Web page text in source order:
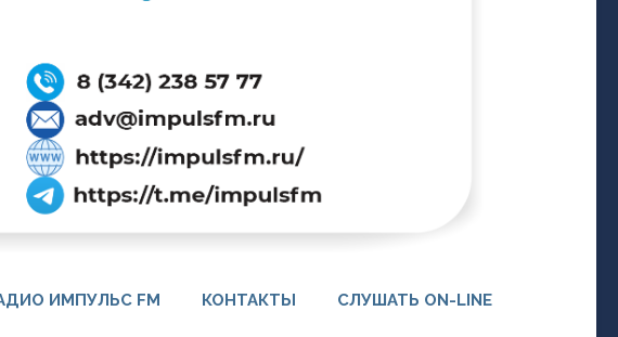
ИМПУЛЬС FM КОНТАКТЫ СЛУШАТЬ ON-LINE